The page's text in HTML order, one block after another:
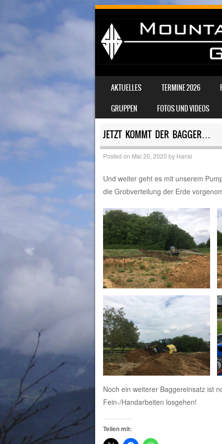
MENU
SKIP TO CONTENT
AKTUELLES TERMINE 2026
GRUPPEN
FOTOS UND VIDEOS
JETZT KOMMT DER BAGGER…
Posted on Mai 20, 2020 by Hansi
Und weiter geht es mit unserem
die Grobverteilung der Erde
Noch ein weiterer Baggereinsatz ist
Fein-/Handarbeiten losgehen!
Teilen mit: